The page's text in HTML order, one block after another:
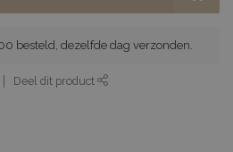
besteld, dezelfde dag verzonden.
Deel dit product